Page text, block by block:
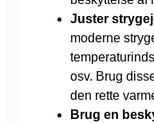
Juster
moderne
osv. Brug
den rette
Brug en